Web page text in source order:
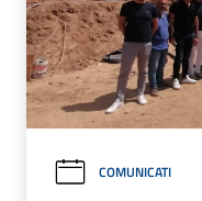
COMUNICATI